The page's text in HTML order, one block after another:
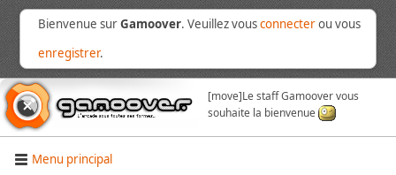
Bienvenue surGamoover. Veuillez vousconnecterou vous
enregistrer.
[move]Le staff Gamoover vous
souhaite la bienvenue
Menu principal